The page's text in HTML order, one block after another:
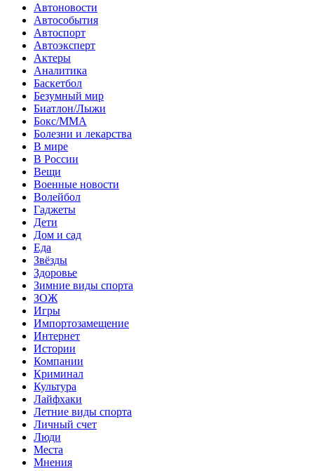
Автоновости
Автособытия
Автоспорт
Автоэксперт
Актеры
Аналитика
Баскетбол
Безумный мир
Биатлон/Лыжи
Бокс/MMA
Болезни и лекарства
В мире
В России
Вещи
Военные новости
Волейбол
Гаджеты
Дети
Дом и сад
Еда
Звёзды
Здоровье
Зимние виды спорта
ЗОЖ
Игры
Импортозамещение
Интернет
Истории
Компании
Криминал
Культура
Лайфхаки
Летние виды спорта
Личный счет
Люди
Места
Мнения